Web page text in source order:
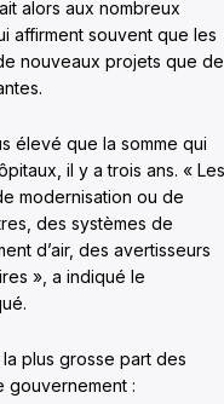
alors aux nombreux
affirment souvent que les
nouveaux projets que de
élevé que la somme qui
il y a trois ans. « Les
modernisation ou de
des systèmes de
d’air, des avertisseurs
», a indiqué le
plus grosse part des
gouvernement :